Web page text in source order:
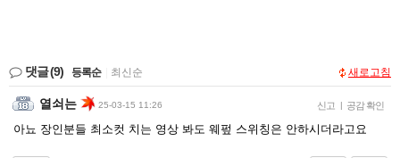
댓글(9) 등록순 최신순 새로고침
열쇠는 25-03-15 11:26 신고 | 공감 확인
아뇨 장인분들 최소컷 치는 영상 봐도 웨펖 스위칭은 안하시더라고요